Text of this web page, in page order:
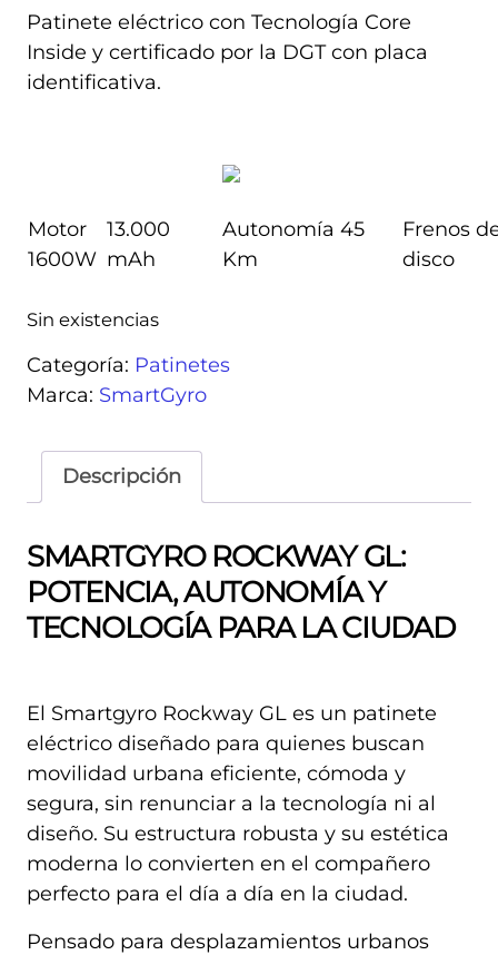
Patinete eléctrico con Tecnología Core
Inside y certificado por la DGT con placa
identificativa.
Motor
1600W
13.000
mAh
Autonomía 45
Km
Frenos
disco
Sin existencias
Categoría: Patinetes
Marca: SmartGyro
Descripción
SMARTGYRO ROCKWAY GL:
POTENCIA, AUTONOMÍA Y
TECNOLOGÍA PARA LA CIUDAD
El Smartgyro Rockway GL es un patinete
eléctrico diseñado para quienes buscan
movilidad urbana eficiente, cómoda y
segura, sin renunciar a la tecnología ni al
diseño. Su estructura robusta y su estética
moderna lo convierten en el compañero
perfecto para el día a día en la ciudad.
Pensado para desplazamientos urbanos